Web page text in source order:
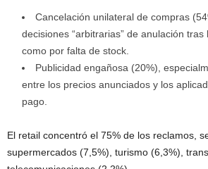
Cancelación unilateral de compras
decisiones “arbitrarias” de anulación
como por falta de stock.
Publicidad engañosa (20%),
entre los precios anunciados y los
pago.
El retail concentró el 75% de los reclamos,
supermercados (7,5%), turismo (6,3%),